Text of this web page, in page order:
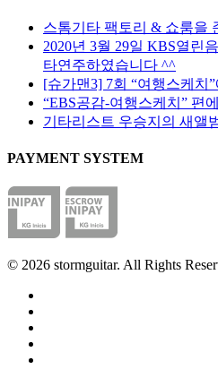
니
다
선
택
할
수
있
습
다
지
에
서
옵
션
을
택
다
스톰기타 팩토리 & 쇼룸을
2020년 3월 29일 KBS열린
타연주하였습니다 ^^
[슈가맨3] 7회 “여행스케치
“EBS공감-여행스케치” 편
기타리스트 우승지의 새앨
PAYMENT SYSTEM
© 2026 stormguitar. All Rights